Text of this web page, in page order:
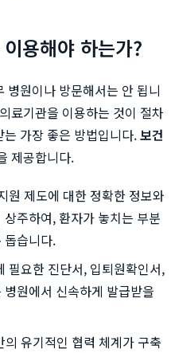
용해야 하는가?
병원이나 방문해서는 안 됩니
료기관을 이용하는 것이 절차
가장 좋은 방법입니다.보건
제공합니다.
원 제도에 대한 정확한 정보와
주하여, 환자가 놓치는 부분
돕습니다.
필요한 진단서, 입퇴원확인서,
원에서 신속하게 발급받을
의 유기적인 협력 체계가 구축